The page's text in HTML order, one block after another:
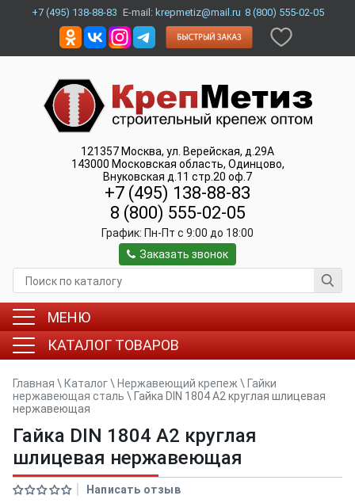
+7 (495) 138-88-83 E-mail: krepmetiz@mail.ru 8 (800) 555-02-05
121357 Москва, ул. Верейская, д.29А
143000 Московская область, Одинцово,
Внуковская д.11 стр.20 оф.7
+7 (495) 138-88-83
8 (800) 555-02-05
График: Пн-Пт c 9:00 до 18:00
Заказать звонок
МЕНЮ
КАТАЛОГ ТОВАРОВ
Главная \ Каталог\ Нержавеющий крепеж \ Гайки
нержавеющая сталь \ Гайка DIN 1804 А2 круглая шлицевая
нержавеющая
Гайка DIN 1804 А2 круглая
шлицевая нержавеющая
Написать отзыв